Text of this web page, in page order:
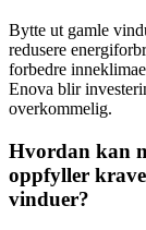
Bytte ut gamle
redusere
forbedre
Enova blir
overkommelig.
Hvordan kan
oppfyller
vinduer?